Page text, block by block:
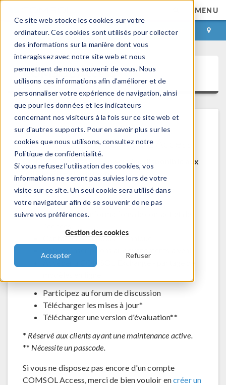
Ce site web stocke les cookies sur votre
ordinateur. Ces cookies sont utilisés pour collecter
des informations sur la manière dont vous
interagissez avec notre site web et nous
permettent de nous souvenir de vous. Nous
utilisons ces informations afin d'améliorer et de
personnaliser votre expérience de navigation, ainsi
que pour les données et les indicateurs
concernant nos visiteurs à la fois sur ce site web et
sur d'autres supports. Pour en savoir plus sur les
cookies que nous utilisons, consultez notre
Politique de confidentialité.
Si vous refusez l'utilisation des cookies, vos
informations ne seront pas suivies lors de votre
visite sur ce site. Un seul cookie sera utilisé dans
votre navigateur afin de se souvenir de ne pas
suivre vos préférences.
Gestion des cookies
Accepter Refuser
MENU
CONNEXION CONTACT
COMSOL Access
Bienvenue sur COMSOL Access
COMSOL Access est un service disponible aux
utilisateurs et contacts.
Bénéfices:
Modifier les informations de contact et de
Contacter le support technique
Voir les inscriptions aux évènements à venir
Accéder à COMSOL Exchange - partage de
Participez au forum de discussion
Télécharger les mises à jour*
Télécharger une version d'évaluation**
* Réservé aux clients ayant une maintenance active.
** Nécessite un passcode.
Si vous ne disposez pas encore d'un compte
COMSOL Access, merci de bien vouloir encréer un